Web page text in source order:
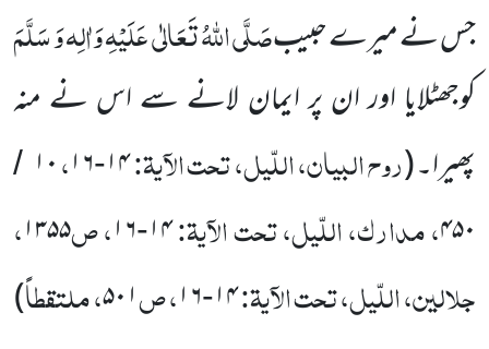
جس نے میرے حبیبصَلَّی اللّٰہُ تَعَالٰیعَلَیْہِ وَاٰلِہ وَ سَلَّمَ
کوجھٹلایا اور ان پر ایمان لانے سے اس نے منہ
پھیرا۔(روح البیان، اللّیل، تحت الآیۃ:۱۴-۱۶،۱۰ /
۴۵۰، مدارک، اللّیل، تحت الآیۃ:۱۴-۱۶، ص۱۳۵۵،
جلالین، اللّیل، تحت الآیۃ:۱۴-۱۶، ص۵۰۱، ملتقطاً)